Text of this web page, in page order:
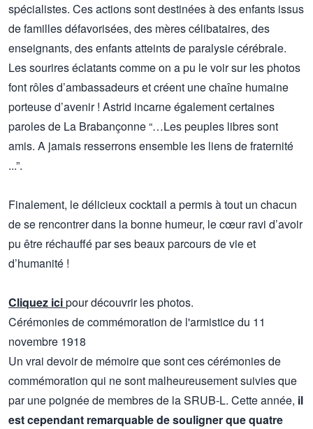
spécialistes. Ces actions sont destinées à des enfants issus
de familles défavorisées, des mères célibataires, des
enseignants, des enfants atteints de paralysie cérébrale.
Les sourires éclatants comme on a pu le voir sur les photos
font rôles d’ambassadeurs et créent une chaîne humaine
porteuse d’avenir ! Astrid incarne également certaines
paroles de La Brabançonne “…Les peuples libres sont
amis. A jamais resserrons ensemble les liens de fraternité
...”.
Finalement, le délicieux cocktail a permis à tout un chacun
de se rencontrer dans la bonne humeur, le cœur ravi d’avoir
pu être réchauffé par ses beaux parcours de vie et
d’humanité !
Cliquez icipour découvrir les photos.
Cérémonies de commémoration de l'armistice du 11
novembre 1918
Un vrai devoir de mémoire que sont ces cérémonies de
commémoration qui ne sont malheureusement suivies que
par une poignée de membres de la SRUB-L. Cette année, il
est cependant remarquable de souligner que quatre